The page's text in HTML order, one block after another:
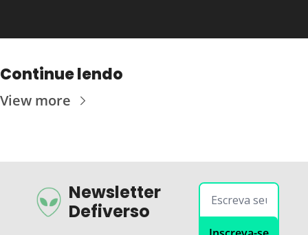
Continue lendo
View more
Newsletter
Defiverso